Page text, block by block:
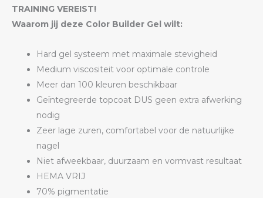
TRAINING VEREIST!
Waarom jij deze Color Builder Gel wilt:
Hard gel systeem met maximale stevigheid
Medium viscositeit voor optimale controle
Meer dan 100 kleuren beschikbaar
Geïntegreerde topcoat DUS geen extra afwerking
nodig
Zeer lage zuren, comfortabel voor de natuurlijke
nagel
Niet afweekbaar, duurzaam en vormvast resultaat
HEMA VRIJ
70% pigmentatie